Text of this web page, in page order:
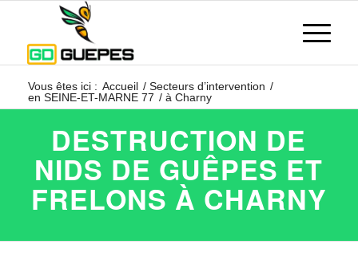
Vous êtes ici : Accueil / Secteurs d’intervention /
en SEINE-ET-MARNE 77 / à Charny
DESTRUCTION DE
NIDS DE GUÊPES ET
FRELONS À CHARNY